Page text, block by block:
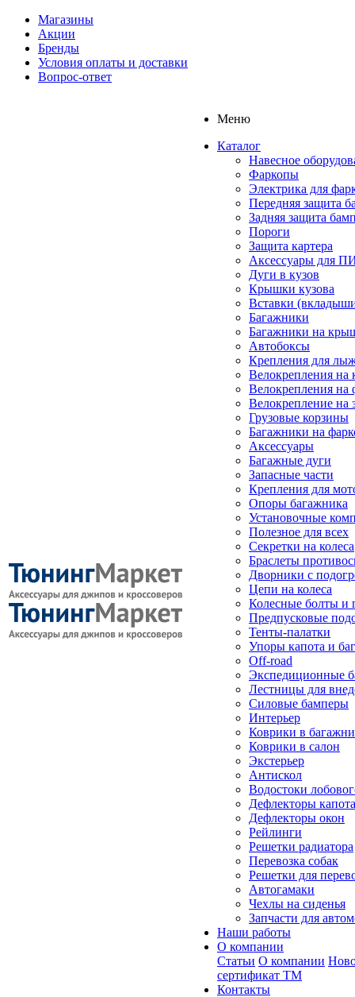
Магазины
Акции
Бренды
Условия оплаты и доставки
Вопрос-ответ
Меню
Каталог
Навесное
Фаркопы
Электрика для
Передняя защита
Задняя защита
Пороги
Защита картера
Аксессуары для
Дуги в кузов
Крышки кузова
Вставки
Багажники
Багажники на
Автобоксы
Крепления для
Велокрепления
Велокрепления на
Велокрепление на
Грузовые корзины
Багажники на
Аксессуары
Багажные дуги
Запасные части
Крепления для
Опоры багажника
Установочные
Полезное для всех
Секретки на колеса
Браслеты
Дворники с
Цепи на колеса
Колесные болты и
Предпусковые
Тенты-палатки
Упоры капота и
Off-road
Экспедиционные
Лестницы для
Силовые бамперы
Интерьер
Коврики в
Коврики в салон
Экстерьер
Антискол
Водостоки
Дефлекторы капота
Дефлекторы окон
Рейлинги
Решетки радиатора
Перевозка собак
Решетки для
Автогамаки
Чехлы на сиденья
Запчасти для
Наши работы
О компании
Статьи О компании
сертификат ТМ
Контакты